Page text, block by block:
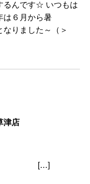
るんです☆ いつもは
は６月から暑
りました～（＞
津店